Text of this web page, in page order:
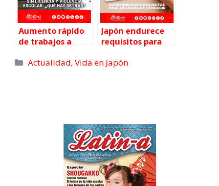
Aumento rápido
de trabajos a
licencia y
Japón endurece
requisitos para
conducir
Actualidad,Vida en Japón